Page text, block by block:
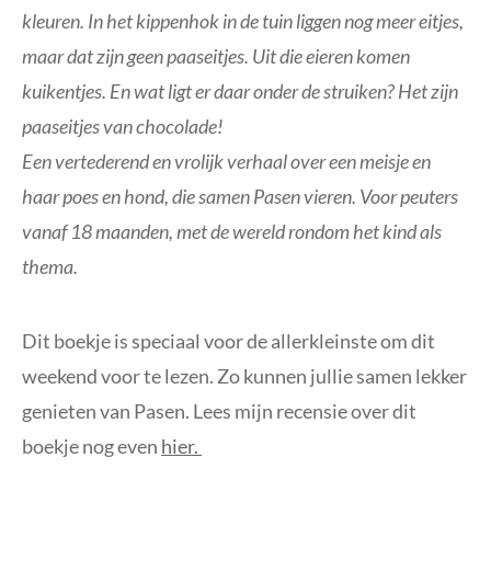
kleuren. In het kippenhok in de tuin liggen nog meer eitjes,
maar dat zijn geen paaseitjes. Uit die eieren komen
kuikentjes. En wat ligt er daar onder de struiken? Het zijn
paaseitjes van chocolade!
Een vertederend en vrolijk verhaal over een meisje en
haar poes en hond, die samen Pasen vieren. Voor peuters
vanaf 18 maanden, met de wereld rondom het kind als
thema.
Dit boekje is speciaal voor de allerkleinste om dit
weekend voor te lezen. Zo kunnen jullie samen lekker
genieten van Pasen. Lees mijn recensie over dit
boekje nog even hier.